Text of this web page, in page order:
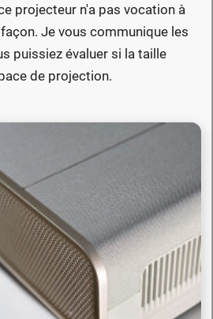
projecteur n'a pas vocation à
Je vous communique les
puissiez évaluer si la taille
de projection.